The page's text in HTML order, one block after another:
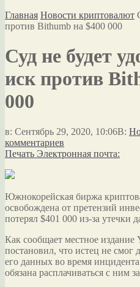
Главная Новости криптовалют
против Bithumb на $400 000
Суд не будет
иск против
000
в: Сентябрь 29, 2020, 10:06В:
комментариев
Печать Электронная почта:
Южнокорейская биржа
освобождена от претензий
потерял $401 000 из-за утечки
Как сообщает местное издание
постановил, что истец не смог
его данных во время
обязана расплачиваться с ним